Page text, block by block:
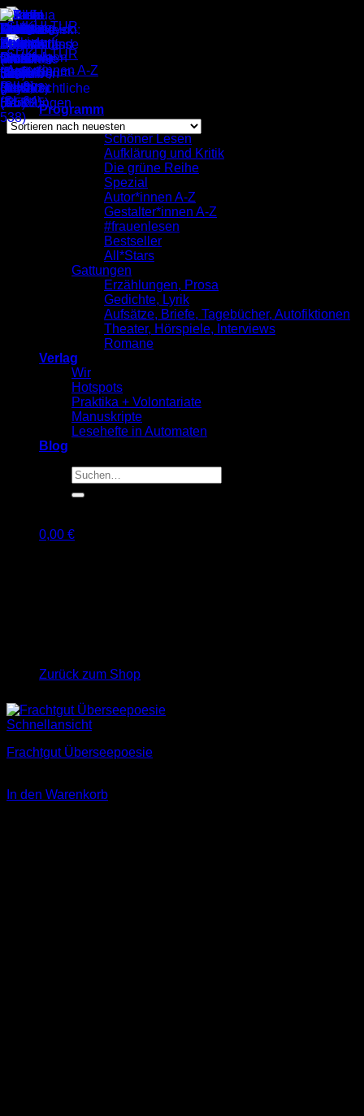
Zum
Inhalt
springen
Programm
komplett
Schöner Lesen
Aufklärung und Kritik
Die grüne Reihe
Spezial
Autor*innen A-Z
Gestalter*innen A-Z
#frauenlesen
Bestseller
All*Stars
Gattungen
Erzählungen, Prosa
Gedichte, Lyrik
Aufsätze, Briefe, Tagebücher, Autofiktionen
Theater, Hörspiele, Interviews
Romane
Verlag
Wir
Hotspots
Praktika + Volontariate
Manuskripte
Lesehefte in Automaten
Blog
Suche
nach:
0,00 €
Zurück zum Shop
Autor*innen A-Z
Alle 3 Ergebnisse werden angezeigt
Schnellansicht
Frachtgut Überseepoesie
In den Warenkorb